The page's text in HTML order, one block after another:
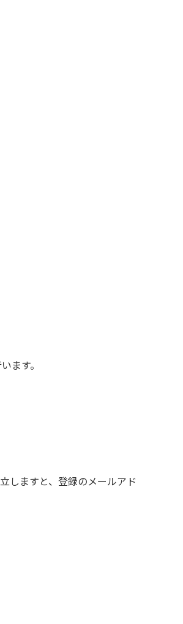
お願いします。
とがあります。
ます。
しますと、登録のメールアド